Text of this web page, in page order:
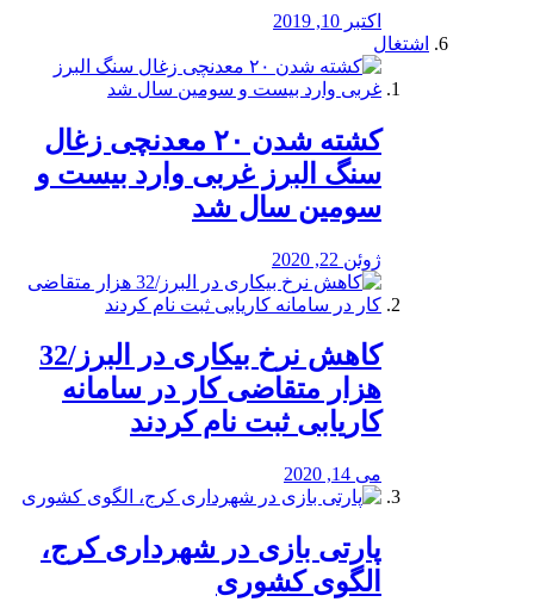
اکتبر 10, 2019
اشتغال
کشته شدن ۲۰ معدنچی زغال
سنگ البرز غربی وارد بیست و
سومین سال شد
ژوئن 22, 2020
کاهش نرخ بیکاری در البرز/32
هزار متقاضی کار در سامانه
کاریابی ثبت نام کردند
می 14, 2020
پارتی بازی در شهرداری کرج،
الگوی کشوری